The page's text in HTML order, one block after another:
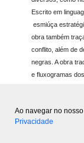
Escrito em
esmiúça
obra também
conflito, além de
negras. A obra
e fluxogramas
conflito que
Ao navegar no
Privacidade